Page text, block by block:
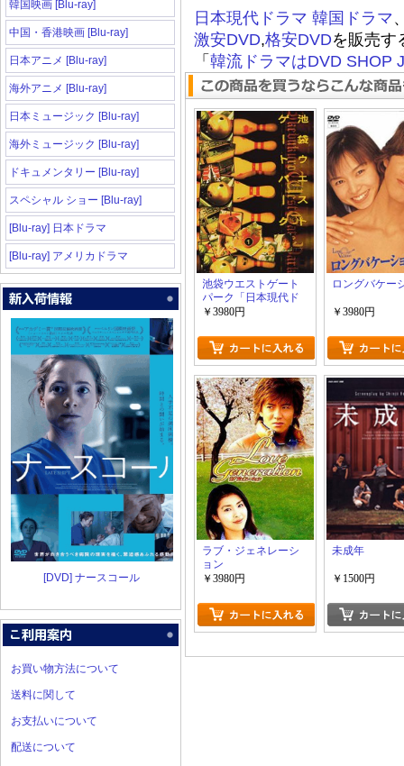
韓国映画 [Blu-ray]
中国・香港映画 [Blu-ray]
日本アニメ [Blu-ray]
海外アニメ [Blu-ray]
日本ミュージック [Blu-ray]
海外ミュージック [Blu-ray]
ドキュメンタリー [Blu-ray]
スペシャル ショー [Blu-ray]
[Blu-ray] 日本ドラマ
[Blu-ray] アメリカドラマ
[DVD] ナースコール
お買い物方法について
送料に関して
お支払いについて
配送について
日本現代ドラマ 韓国ドラマ
激安DVD,格安DVDを販売す
「 韓流ドラマはDVD SHOP
池袋ウエストゲート
パーク「日本現代ド
ラマ」
￥3980円
ロングバケー
￥3980円
ラブ・ジェネレーシ
ョン
￥3980円
未成年
￥1500円